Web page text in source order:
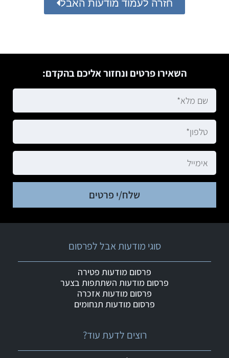
חזרה לעמוד מודעות האבל
השאירו פרטים ונחזור אליכם בהקדם:
שלח/י פרטים
רוצים לדעת עוד?
סוגי מודעות אבל לפרסום
פרסום מודעות פטירה
פרסום מודעות השתתפות בצער
פרסום מודעות אזכרה
פרסום מודעות תנחומים